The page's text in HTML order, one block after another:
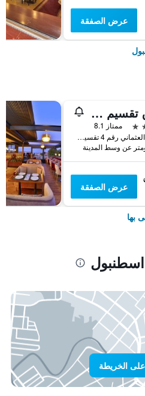
عرض الصفقة
فندق تقسيم متروبارك
ممتاز 8.1
الشارع العثماني رقم 4 تقسيم, اسطنبول, تركيا
عرض الصفقة
بها
اسطنبول
الخريطة